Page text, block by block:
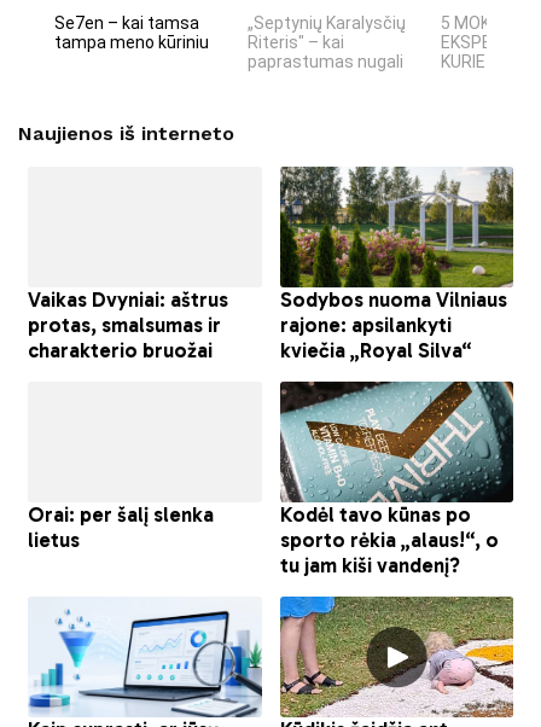
Se7en – kai tamsa
tampa meno kūriniu
„Septynių Karalysčių
Riteris" – kai
paprastumas nugali
5 MOKSLINIAI
KURIE
Naujienos iš interneto